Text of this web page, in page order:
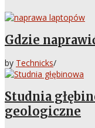
Gdzie
by Technicks/
Studnia
geologiczne